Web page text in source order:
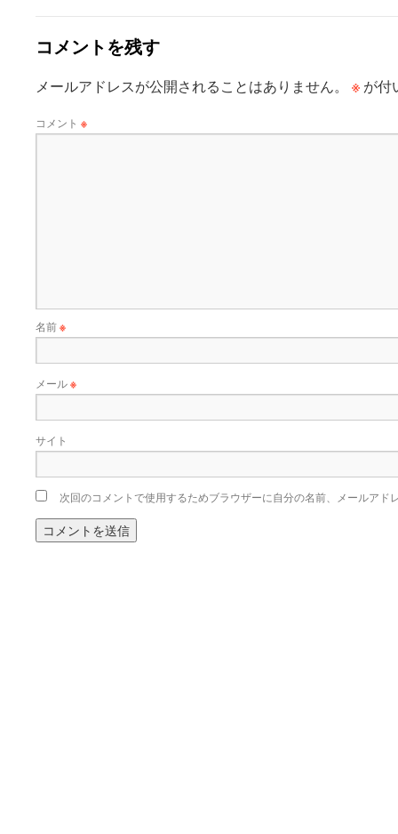
コメントを残す
メールアドレスが公開されることはありません。 ※ が付
コメント ※
名前※
メール※
サイト
次回のコメントで使用するためブラウザーに自分の名前、メールアド